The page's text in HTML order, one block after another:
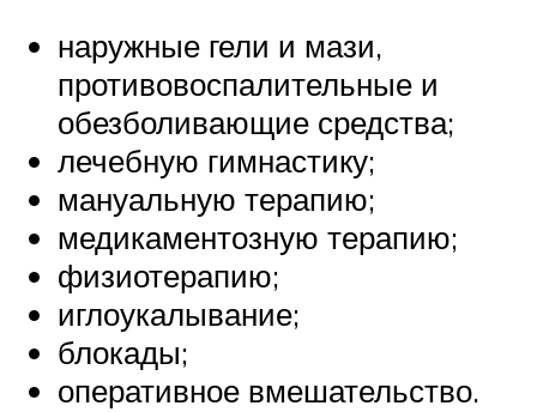
наружные гели и мази,
противовоспалительные и
обезболивающие средства;
лечебную гимнастику;
мануальную терапию;
медикаментозную терапию;
физиотерапию;
иглоукалывание;
блокады;
оперативное вмешательство.